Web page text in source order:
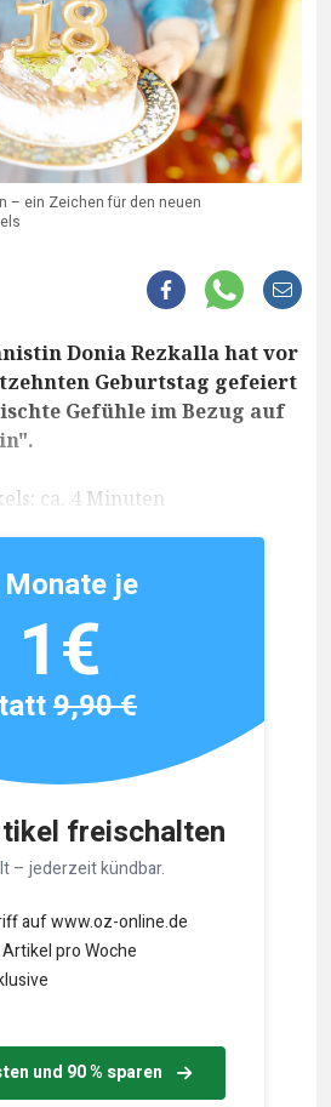
– ein Zeichen für den neuen
Donia Rezkalla hat vor
Geburtstag gefeiert
Gefühle im Bezug auf
ca. 4 Minuten
freischalten
– jederzeit kündbar.
auf www.oz-online.de
pro Woche
und 90 % sparen
je
1€
9,90 €